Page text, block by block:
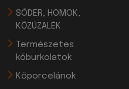
SÓDER, HOMOK,
KŐZÚZALÉK
Természetes
kőburkolatok
Kőporcelánok